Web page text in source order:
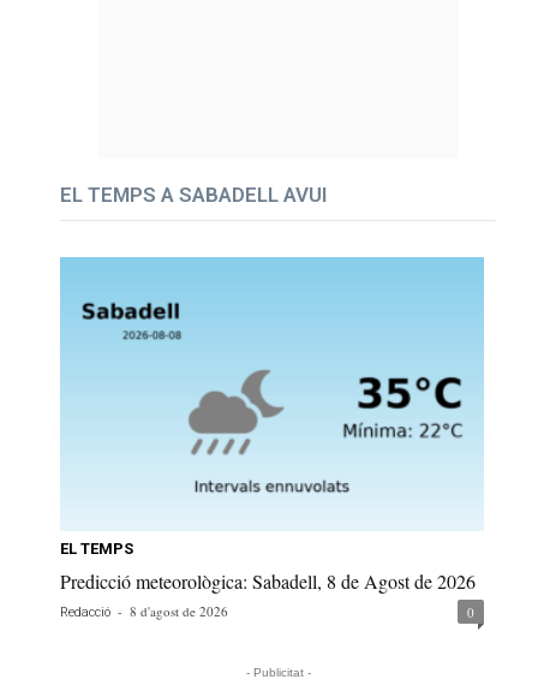
EL TEMPS A SABADELL AVUI
EL TEMPS
Predicció meteorològica: Sabadell, 8 de Agost de 2026
Redacció - 8 d'agost de 2026 0
- Publicitat -